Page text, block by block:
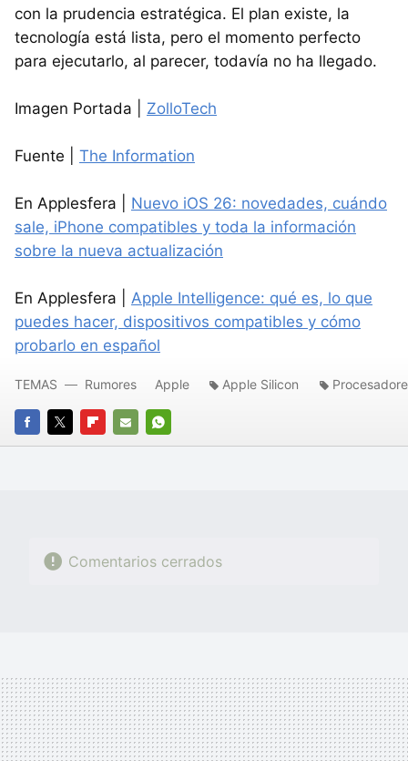
con la prudencia estratégica. El plan existe, la
tecnología está lista, pero el momento perfecto
para ejecutarlo, al parecer, todavía no ha llegado.
Imagen Portada | ZolloTech
Fuente | The Information
En Applesfera | Nuevo iOS 26: novedades, cuándo
sale, iPhone compatibles y toda la información
sobre la nueva actualización
En Applesfera | Apple Intelligence: qué es, lo que
puedes hacer, dispositivos compatibles y cómo
probarlo en español
FACEBOOK
TWITTERFLIPBOARD
E-
WHATSAPP
TEMAS Rumores Apple Apple Silicon
Comentarios cerrados